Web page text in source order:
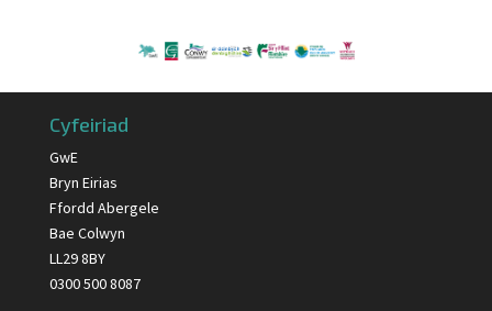
Cyfeiriad
GwE
Bryn Eirias
Ffordd Abergele
Bae Colwyn
LL29 8BY
0300 500 8087